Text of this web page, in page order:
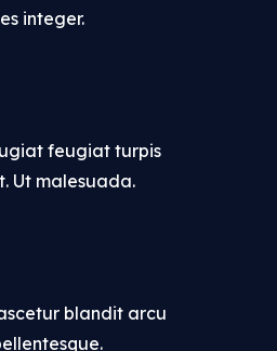
integer.
feugiat turpis
Ut malesuada.
blandit arcu